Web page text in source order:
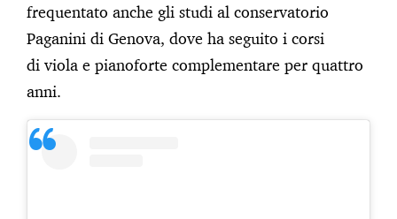
frequentato anche gli studi al conservatorio
Paganini di Genova, dove ha seguito i corsi
di viola e pianoforte complementare per quattro
anni.